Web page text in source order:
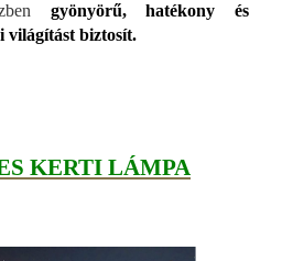
gyönyörű, hatékony és
világítást biztosít.
KERTI LÁMPA